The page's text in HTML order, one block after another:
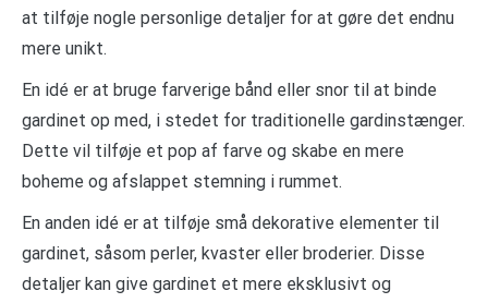
at tilføje nogle personlige detaljer for at gøre det endnu
mere unikt.
En idé er at bruge farverige bånd eller snor til at binde
gardinet op med, i stedet for traditionelle gardinstænger.
Dette vil tilføje et pop af farve og skabe en mere
boheme og afslappet stemning i rummet.
En anden idé er at tilføje små dekorative elementer til
gardinet, såsom perler, kvaster eller broderier. Disse
detaljer kan give gardinet et mere eksklusivt og